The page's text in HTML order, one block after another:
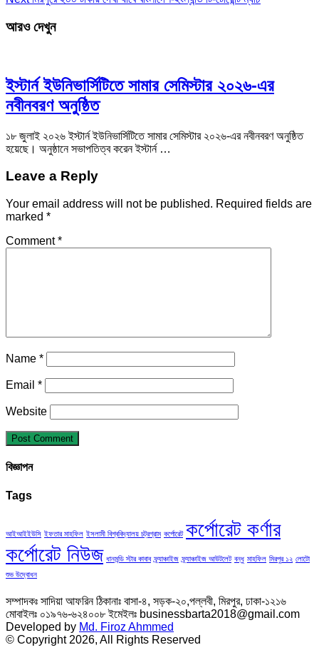
আরও দেখুন
ইস্টার্ন ইউনিভার্সিটিতে সামার সেমিস্টার ২০২৬-এর
নবীনবরণ অনুষ্ঠিত
১৮ জুলাই ২০২৬ ইস্টার্ন ইউনিভার্সিটিতে সামার সেমিস্টার ২০২৬-এর নবীনবরণ অনুষ্ঠিত
হয়েছে। অনুষ্ঠানে সভাপতিত্ব করেন ইস্টার্ন …
Leave a Reply
Your email address will not be published. Required fields are
marked *
Comment*
Name *
Email *
Website
বিজ্ঞাপন
Tags
আইআইইউসি ইফতার মাহফিল ইসলামী বিশ্ববিদ্যালয় চট্রগ্রাম কর্পোরেট কর্পোরেট কর্ণার
কর্পোরেট নিউজ ধানমন্ডি স্টার কাবাব ফ্র্যাঞ্চাইজ ফ্র্যাঞ্চাইজ আউটলেট বন্ধু মাহফিল মিরপুর ১২ লোটো
শুভ উদ্বোধন
সম্পাদকঃ সাদিয়া আফরিন ঠিকানাঃ বাসা-৪, সড়ক-২০,পল্লবী, মিরপুর, ঢাকা-১২১৬
মোবাইলঃ ০১৯৭৬-৬২৪০০৮ ইমেইলঃ businessbarta2018@gmail.com
Developed by Md. Firoz Ahmmed
© Copyright 2026, All Rights Reserved